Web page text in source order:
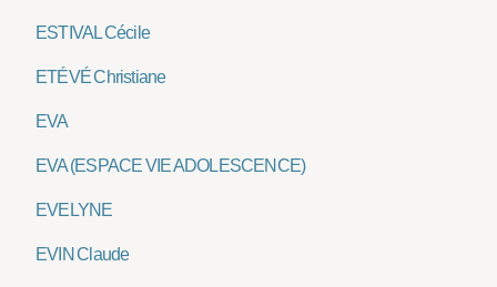
ESTIVAL Cécile
ETÉVÉ Christiane
EVA
EVA (ESPACE VIE ADOLESCENCE)
EVELYNE
EVIN Claude